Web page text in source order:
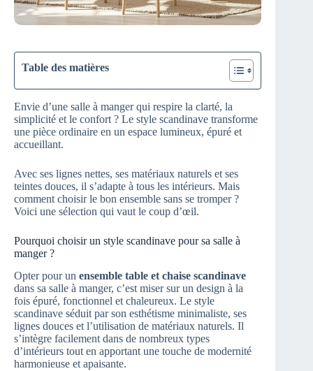
Table des matières
Envie d’une salle à manger qui respire la clarté, la
simplicité et le confort ? Le style scandinave transforme
une pièce ordinaire en un espace lumineux, épuré et
accueillant.
Avec ses lignes nettes, ses matériaux naturels et ses
teintes douces, il s’adapte à tous les intérieurs. Mais
comment choisir le bon ensemble sans se tromper ?
Voici une sélection qui vaut le coup d’œil.
Pourquoi choisir un style scandinave pour sa salle à
manger ?
Opter pour un ensemble table et chaise scandinave
dans sa salle à manger, c’est miser sur un design à la
fois épuré, fonctionnel et chaleureux. Le style
scandinave séduit par son esthétisme minimaliste, ses
lignes douces et l’utilisation de matériaux naturels. Il
s’intègre facilement dans de nombreux types
d’intérieurs tout en apportant une touche de modernité
harmonieuse et apaisante.